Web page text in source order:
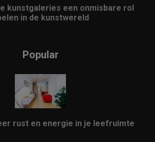
kunstgaleries een onmisbare rol
in de kunstwereld
Popular
rust en energie in je leefruimte